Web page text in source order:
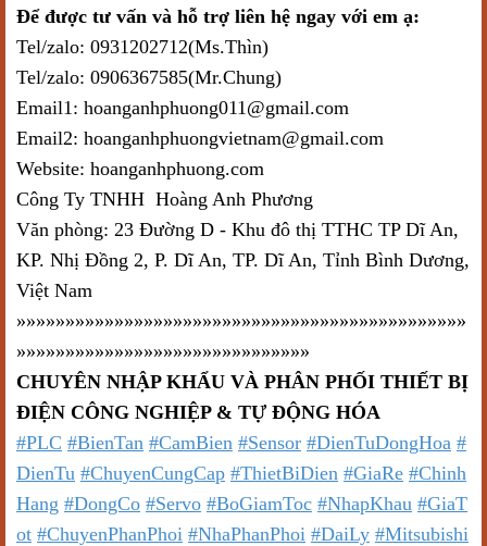
Để được tư vấn và hỗ trợ liên hệ ngay với em ạ:
Tel/zalo: 0931202712(Ms.Thìn)
Tel/zalo: 0906367585(Mr.Chung)
Email1: hoanganhphuong011@gmail.com
Email2: hoanganhphuongvietnam@gmail.com
Website: hoanganhphuong.com
Công Ty TNHH Hoàng Anh Phương
Văn phòng: 23 Đường D - Khu đô thị TTHC TP Dĩ An,
KP. Nhị Đồng 2, P. Dĩ An, TP. Dĩ An, Tỉnh Bình Dương,
Việt Nam
»»»»»»»»»»»»»»»»»»»»»»»»»»»»»»»»»»»»»»»»»»»»»»
»»»»»»»»»»»»»»»»»»»»»»»»»»»»»»
CHUYÊN NHẬP KHẨU VÀ PHÂN PHỐI THIẾT BỊ
ĐIỆN CÔNG NGHIỆP & TỰ ĐỘNG HÓA
#PLC #BienTan #CamBien #Sensor #DienTuDongHoa #
DienTu #ChuyenCungCap #ThietBiDien #GiaRe #Chinh
Hang #DongCo #Servo #BoGiamToc #NhapKhau #GiaT
ot #ChuyenPhanPhoi #NhaPhanPhoi #DaiLy #Mitsubishi